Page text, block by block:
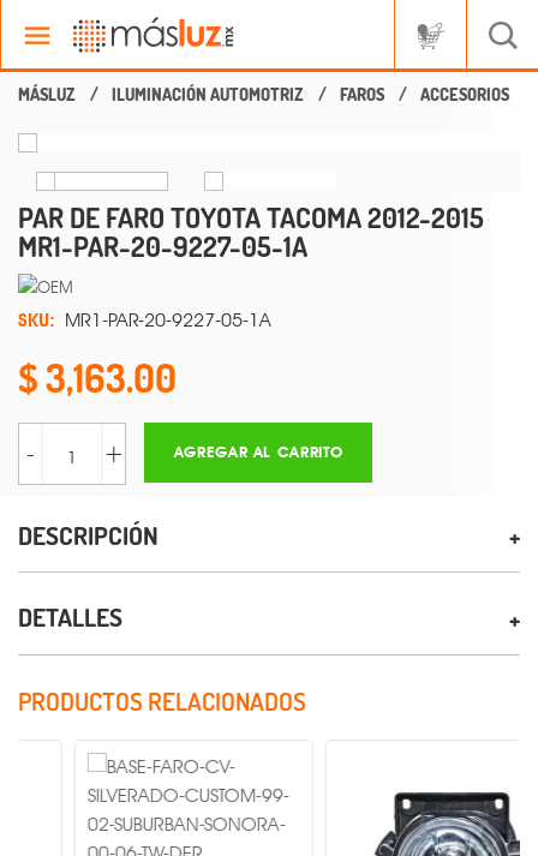
ILUMINACIÓN AUTOMOTRIZ FAROS ACCESORIOS
PAR DE FARO TOYOTA TACOMA 2012-2015
MR1-PAR-20-9227-05-1A
SKU: MR1-PAR-20-9227-05-1A
3,163.00
- + AGREGAR AL CARRITO
DESCRIPCIÓN
DETALLES
PRODUCTOS RELACIONADOS